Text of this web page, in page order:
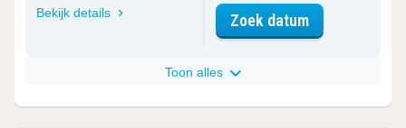
Bekijk details Zoek datumvoor Deluxe
Toon alles